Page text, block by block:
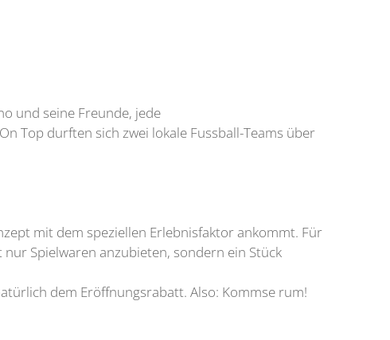
und seine Freunde, jede
Top durften sich zwei lokale Fussball-Teams über
mit dem speziellen Erlebnisfaktor ankommt. Für
Spielwaren anzubieten, sondern ein Stück
dem Eröffnungsrabatt. Also: Kommse rum!